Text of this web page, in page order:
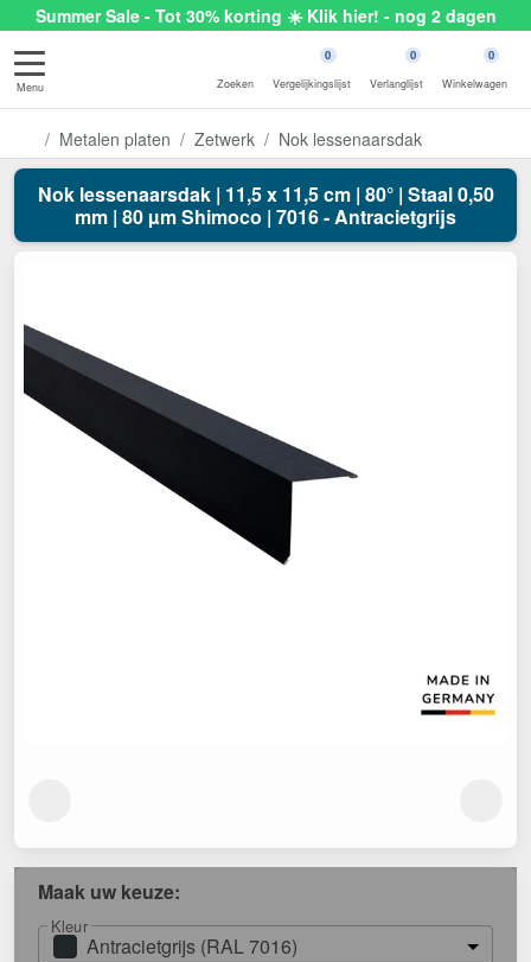
Summer Sale - Tot 30% korting ☀️ Klik hier! - nog 2 dagen
Menu Zoeken
0
Vergelijkingslijst
0
Verlanglijst
0
Winkelwagen
Metalen platen Zetwerk Nok lessenaarsdak
Nok lessenaarsdak | 11,5 x 11,5 cm | 80° | Staal 0,50
mm | 80 µm Shimoco | 7016 - Antracietgrijs
Maak uw keuze:
Kleur
Antracietgrijs (RAL 7016)